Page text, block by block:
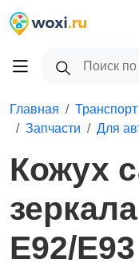
Главная Транспорт
Запчасти
Для
Кожух
E92/